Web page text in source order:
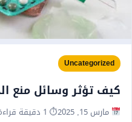
Uncategorized
كيف تؤثر وسائل منع
مارس 15, 2025 ⏱ 1 دقيقة قراءة